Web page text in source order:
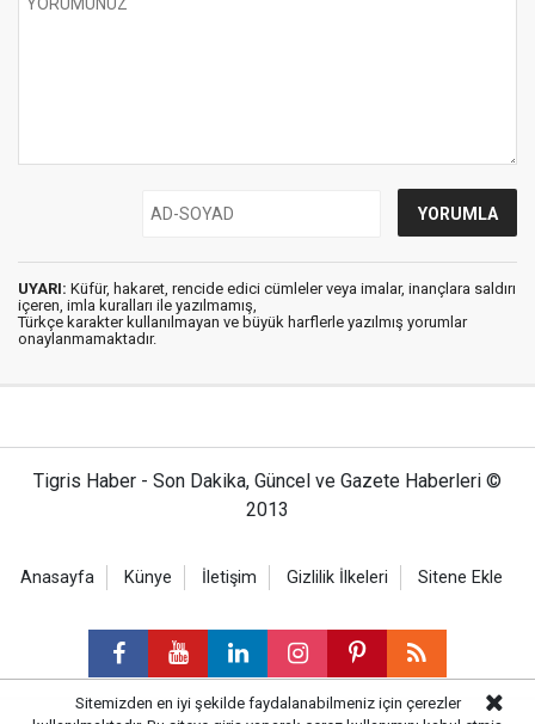
UYARI: Küfür, hakaret, rencide edici cümleler veya imalar, inançlara saldırı
içeren, imla kuralları ile yazılmamış,
Türkçe karakter kullanılmayan ve büyük harflerle yazılmış yorumlar
onaylanmamaktadır.
Tigris Haber - Son Dakika, Güncel ve Gazete Haberleri ©
2013
Anasayfa Künye İletişim Gizlilik İlkeleri Sitene Ekle
Sitemizden en iyi şekilde faydalanabilmeniz için çerezler